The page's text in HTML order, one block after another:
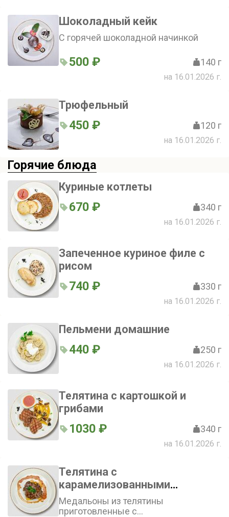
Шоколадный кейк
С горячей шоколадной начинкой
500 ₽ 140 г
на 16.01.2026 г.
Трюфельный
450 ₽ 120 г
на 16.01.2026 г.
Горячие блюда
Куриные котлеты
670 ₽ 340 г
на 16.01.2026 г.
Запеченное куриное филе с
рисом
740 ₽ 330 г
на 16.01.2026 г.
Пельмени домашние
440 ₽ 250 г
на 16.01.2026 г.
Телятина с картошкой и
грибами
1030 ₽ 340 г
на 16.01.2026 г.
Телятина с
карамелизованными
яблоками
Медальоны из телятины
приготовленные с